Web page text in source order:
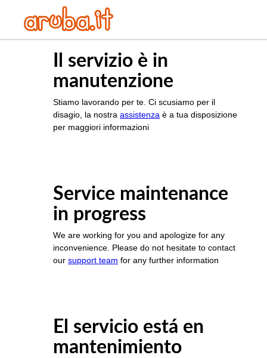
Il servizio è in
manutenzione
Stiamo lavorando per te. Ci scusiamo per il
disagio, la nostra assistenza è a tua disposizione
per maggiori informazioni
Service maintenance
in progress
We are working for you and apologize for any
inconvenience. Please do not hesitate to contact
our support team for any further information
El servicio está en
mantenimiento